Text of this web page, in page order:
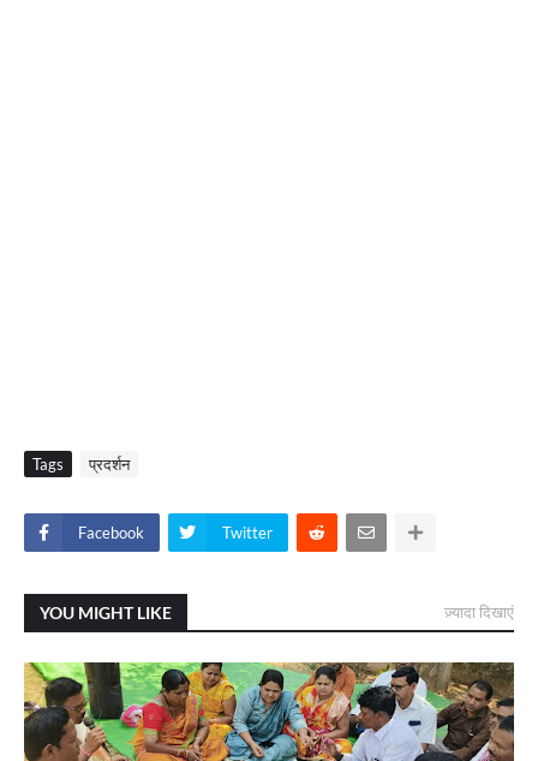
Tags प्रदर्शन
Facebook Twitter
YOU MIGHT LIKE ज़्यादा दिखाएं